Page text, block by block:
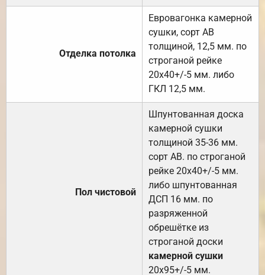
Отделка потолка
Евровагонка камерной
сушки, сорт АВ
толщиной, 12,5 мм. по
строганой рейке
20х40+/-5 мм. либо
ГКЛ 12,5 мм.
Пол чистовой
Шпунтованная доска
камерной сушки
толщиной 35-36 мм.
сорт АВ. по строганой
рейке 20х40+/-5 мм.
либо шпунтованная
ДСП 16 мм. по
разряженной
обрешётке из
строганой доски
камерной сушки
20х95+/-5 мм.